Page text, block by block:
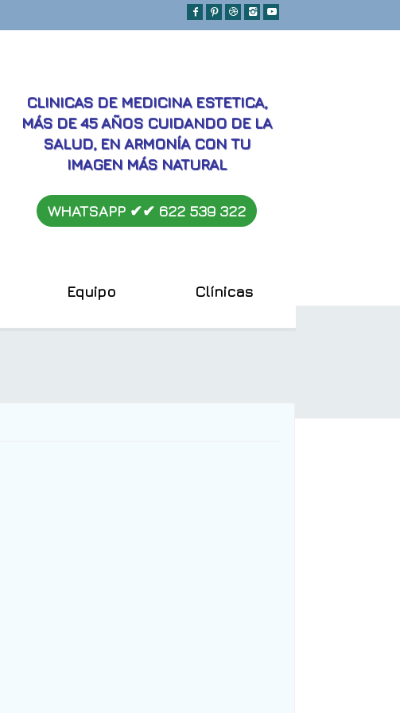
CLINICAS DE MEDICINA ESTETICA,
MÁS DE 45 AÑOS CUIDANDO DE LA
SALUD, EN ARMONÍA CON TU
IMAGEN MÁS NATURAL
WHATSAPP ✔︎✔︎ 622 539 322
Equipo Clínicas